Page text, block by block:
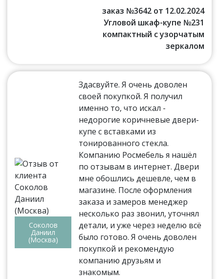
заказ №3642 от 12.02.2024
Угловой шкаф-купе №231
компактный с узорчатым
зеркалом
Соколов
Даниил
(Москва)
Здасвуйте. Я очень доволен
своей покупкой. Я получил
именно то, что искал -
недорогие коричневые двери-
купе с вставками из
тонированного стекла.
Компанию Росмебель я нашёл
по отзывам в интернет. Двери
мне обошлись дешевле, чем в
магазине. После оформления
заказа и замеров менеджер
несколько раз звонил, уточнял
детали, и уже через неделю всё
было готово. Я очень доволен
покупкой и рекомендую
компанию друзьям и
знакомым.